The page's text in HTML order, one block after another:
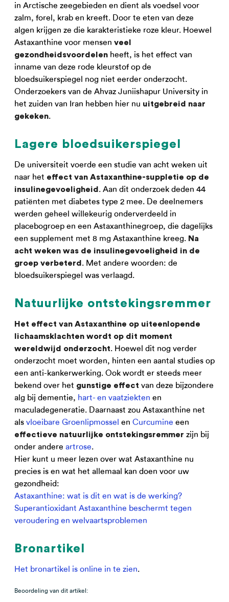
in Arctische zeegebieden en dient als voedsel voor
zalm, forel, krab en kreeft. Door te eten van deze
algen krijgen ze die karakteristieke roze kleur. Hoewel
Astaxanthine voor mensen veel
gezondheidsvoordelen heeft, is het effect van
inname van deze rode kleurstof op de
bloedsuikerspiegel nog niet eerder onderzocht.
Onderzoekers van de Ahvaz Juniishapur University in
het zuiden van Iran hebben hier nu uitgebreid naar
gekeken.
Lagere bloedsuikerspiegel
De universiteit voerde een studie van acht weken uit
naar het effect van Astaxanthine-suppletie op de
insulinegevoeligheid . Aan dit onderzoek deden 44
patiënten met diabetes type 2 mee. De deelnemers
werden geheel willekeurig onderverdeeld in
placebogroep en een Astaxanthinegroep, die dagelijks
een supplement met 8 mg Astaxanthine kreeg. Na
acht weken was de insulinegevoeligheid in de
groep verbeterd . Met andere woorden: de
bloedsuikerspiegel was verlaagd.
Natuurlijke ontstekingsremmer
Het effect van Astaxanthine op uiteenlopende
lichaamsklachten wordt op dit moment
wereldwijd onderzocht. Hoewel dit nog verder
onderzocht moet worden, hinten een aantal studies op
een anti-kankerwerking. Ook wordt er steeds meer
bekend over het gunstige effect van deze bijzondere
alg bij dementie, hart- en vaatziekten en
maculadegeneratie. Daarnaast zou Astaxanthine net
als vloeibare Groenlipmossel en Curcumine een
effectieve natuurlijke ontstekingsremmer zijn bij
onder andere artrose.
Hier kunt u meer lezen over wat Astaxanthine nu
precies is en wat het allemaal kan doen voor uw
gezondheid:
Astaxanthine: wat is dit en wat is de werking?
Superantioxidant Astaxanthine beschermt tegen
veroudering en welvaartsproblemen
Bronartikel
Het bronartikel is online in te zien.
Beoordeling van dit artikel: